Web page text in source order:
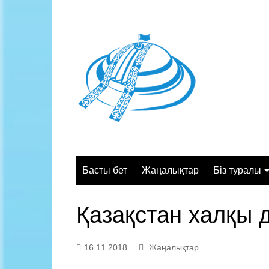
Басты бет Жаңалықтар Біз туралы
Құрылымы
Қазақстан халқы
16.11.2018 Жаңалықтар